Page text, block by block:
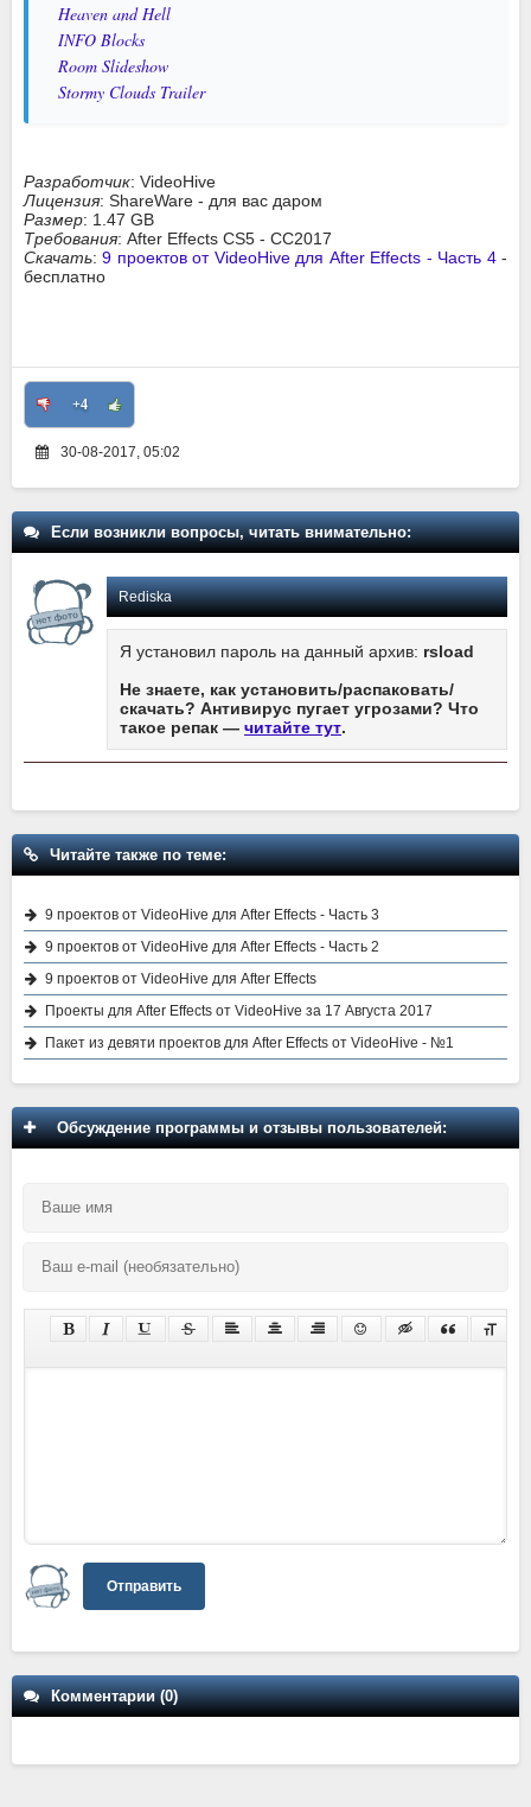
Heaven and Hell
INFO Blocks
Room Slideshow
Stormy Clouds Trailer
Разработчик: VideoHive
Лицензия: ShareWare - для вас даром
Размер: 1.47 GB
Требования: After Effects CS5 - СС2017
Скачать:9 проектов от VideoHive для After Effects - Часть 4-
бесплатно
+4
30-08-2017, 05:02
Если возникли вопросы, читать внимательно:
Rediska
Я установил пароль на данный архив: rsload
Не знаете, как установить/распаковать/
скачать? Антивирус пугает угрозами? Что
такое репак — читайте тут.
Читайте также по теме:
9 проектов от VideoHive для After Effects - Часть 3
9 проектов от VideoHive для After Effects - Часть 2
9 проектов от VideoHive для After Effects
Проекты для After Effects от VideoHive за 17 Августа 2017
Пакет из девяти проектов для After Effects от VideoHive - №1
Обсуждение программы и отзывы пользователей:
Отправить
Комментарии (0)